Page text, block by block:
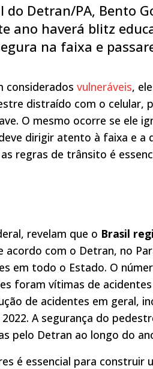
Detran/PA, Bento
ano haverá blitz
na faixa e
considerados vulneráveis,
distraído com o celular,
O mesmo ocorre se ele
dirigir atento à faixa e a
regras de trânsito é
revelam que o Brasil
acordo com o Detran, no
em todo o Estado. O
foram vítimas de
de acidentes em geral,
A segurança do
pelo Detran ao longo do
é essencial para construir